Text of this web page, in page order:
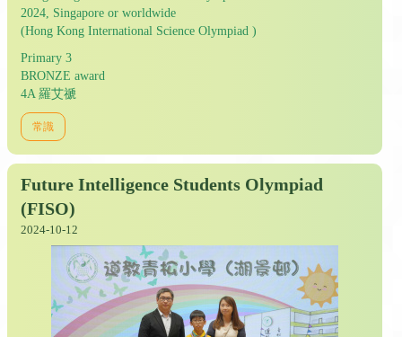
2024, Singapore or worldwide
(Hong Kong International Science Olympiad )
Primary 3
BRONZE award
4A 羅艾禠
常識
Future Intelligence Students Olympiad
(FISO)
2024-10-12